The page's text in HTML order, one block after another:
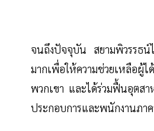
จนถึงปัจจุบัน สยามพิวรรธน์
มากเพื่อให้ความช่วยเหลือผู้
พวกเขา และได้ร่วมฟื้นอุตสา
ประกอบการและพนักงานภา